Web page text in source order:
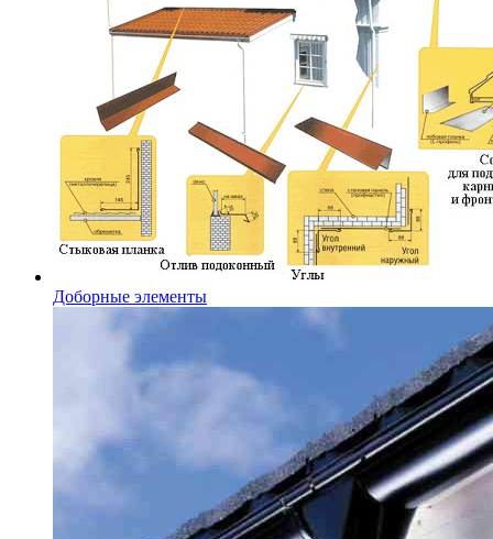
Доборные элементы